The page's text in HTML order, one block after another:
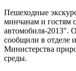
Пешеходные
минчанам и гостям
автомобиля-2013".
сообщили в отделе
Министерства
среды.